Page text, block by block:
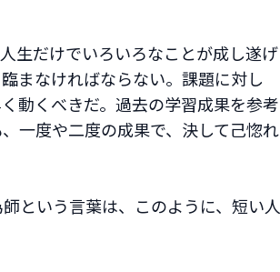
生だけでいろいろなことが成し遂げ
まなければならない。課題に対し
動くべきだ。過去の学習成果を参考
一度や二度の成果で、決して己惚れ
という言葉は、このように、短い人